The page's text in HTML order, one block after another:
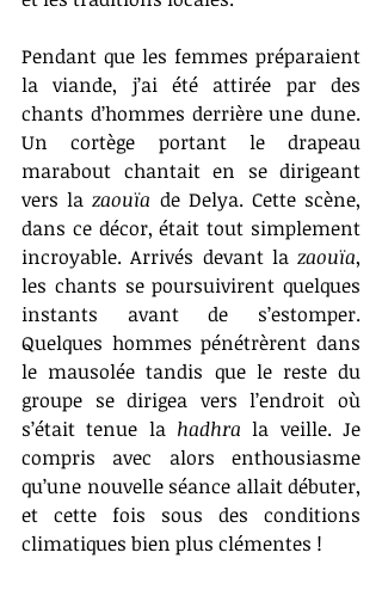
Pendant que les femmes préparaient
la viande, j’ai été attirée par des
chants d’hommes derrière une dune.
Un cortège portant le drapeau
marabout chantait en se dirigeant
vers la zaouïa de Delya. Cette scène,
dans ce décor, était tout simplement
incroyable. Arrivés devant la zaouïa,
les chants se poursuivirent quelques
instants avant de s’estomper.
Quelques hommes pénétrèrent dans
le mausolée tandis que le reste du
groupe se dirigea vers l’endroit où
s’était tenue la hadhra la veille. Je
compris avec alors enthousiasme
qu’une nouvelle séance allait débuter,
et cette fois sous des conditions
climatiques bien plus clémentes !